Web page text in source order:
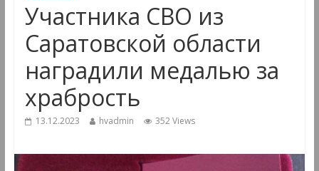
Участника СВО из
Саратовской области
наградили медалью за
храбрость
13.12.2023 hvadmin 352 Views